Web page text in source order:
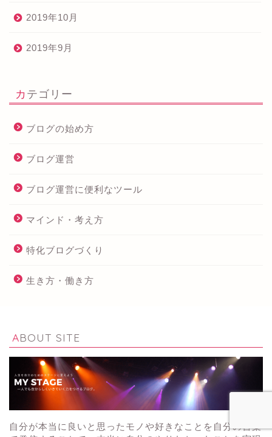
2019年10月
2019年9月
カテゴリー
ブログの始め方
ブログ運営
ブログ運営に便利なツール
マインド・考え方
特化ブログづくり
生き方・働き方
ABOUT SITE
自分が本当に良いと思ったモノや好きなことを自分の言葉